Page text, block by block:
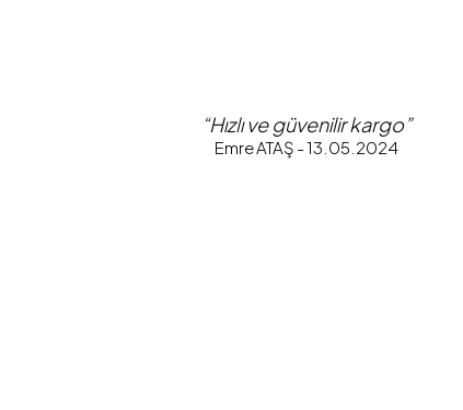
“Hızlı ve güvenilir kargo”
Emre ATAŞ - 13.05.2024